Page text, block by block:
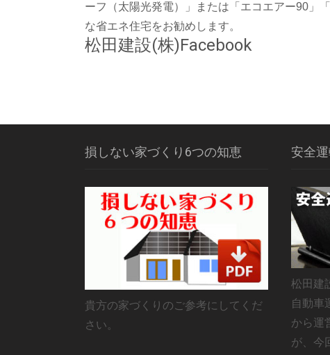
ーフ（太陽光発電）」または「エコエアー90」
な省エネ住宅をお勧めします。
松田建設(株)Facebook
損しない家づくり6つの知恵
貴方の家づくりのご参考にしてくだ
さい。
安全
松田建
自動車
から運
が、今